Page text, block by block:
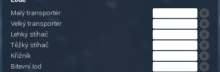
Malý transportér
Velký transportér
Lehký stíhač
Těžký stíhač
Křižník
Bitevní loď